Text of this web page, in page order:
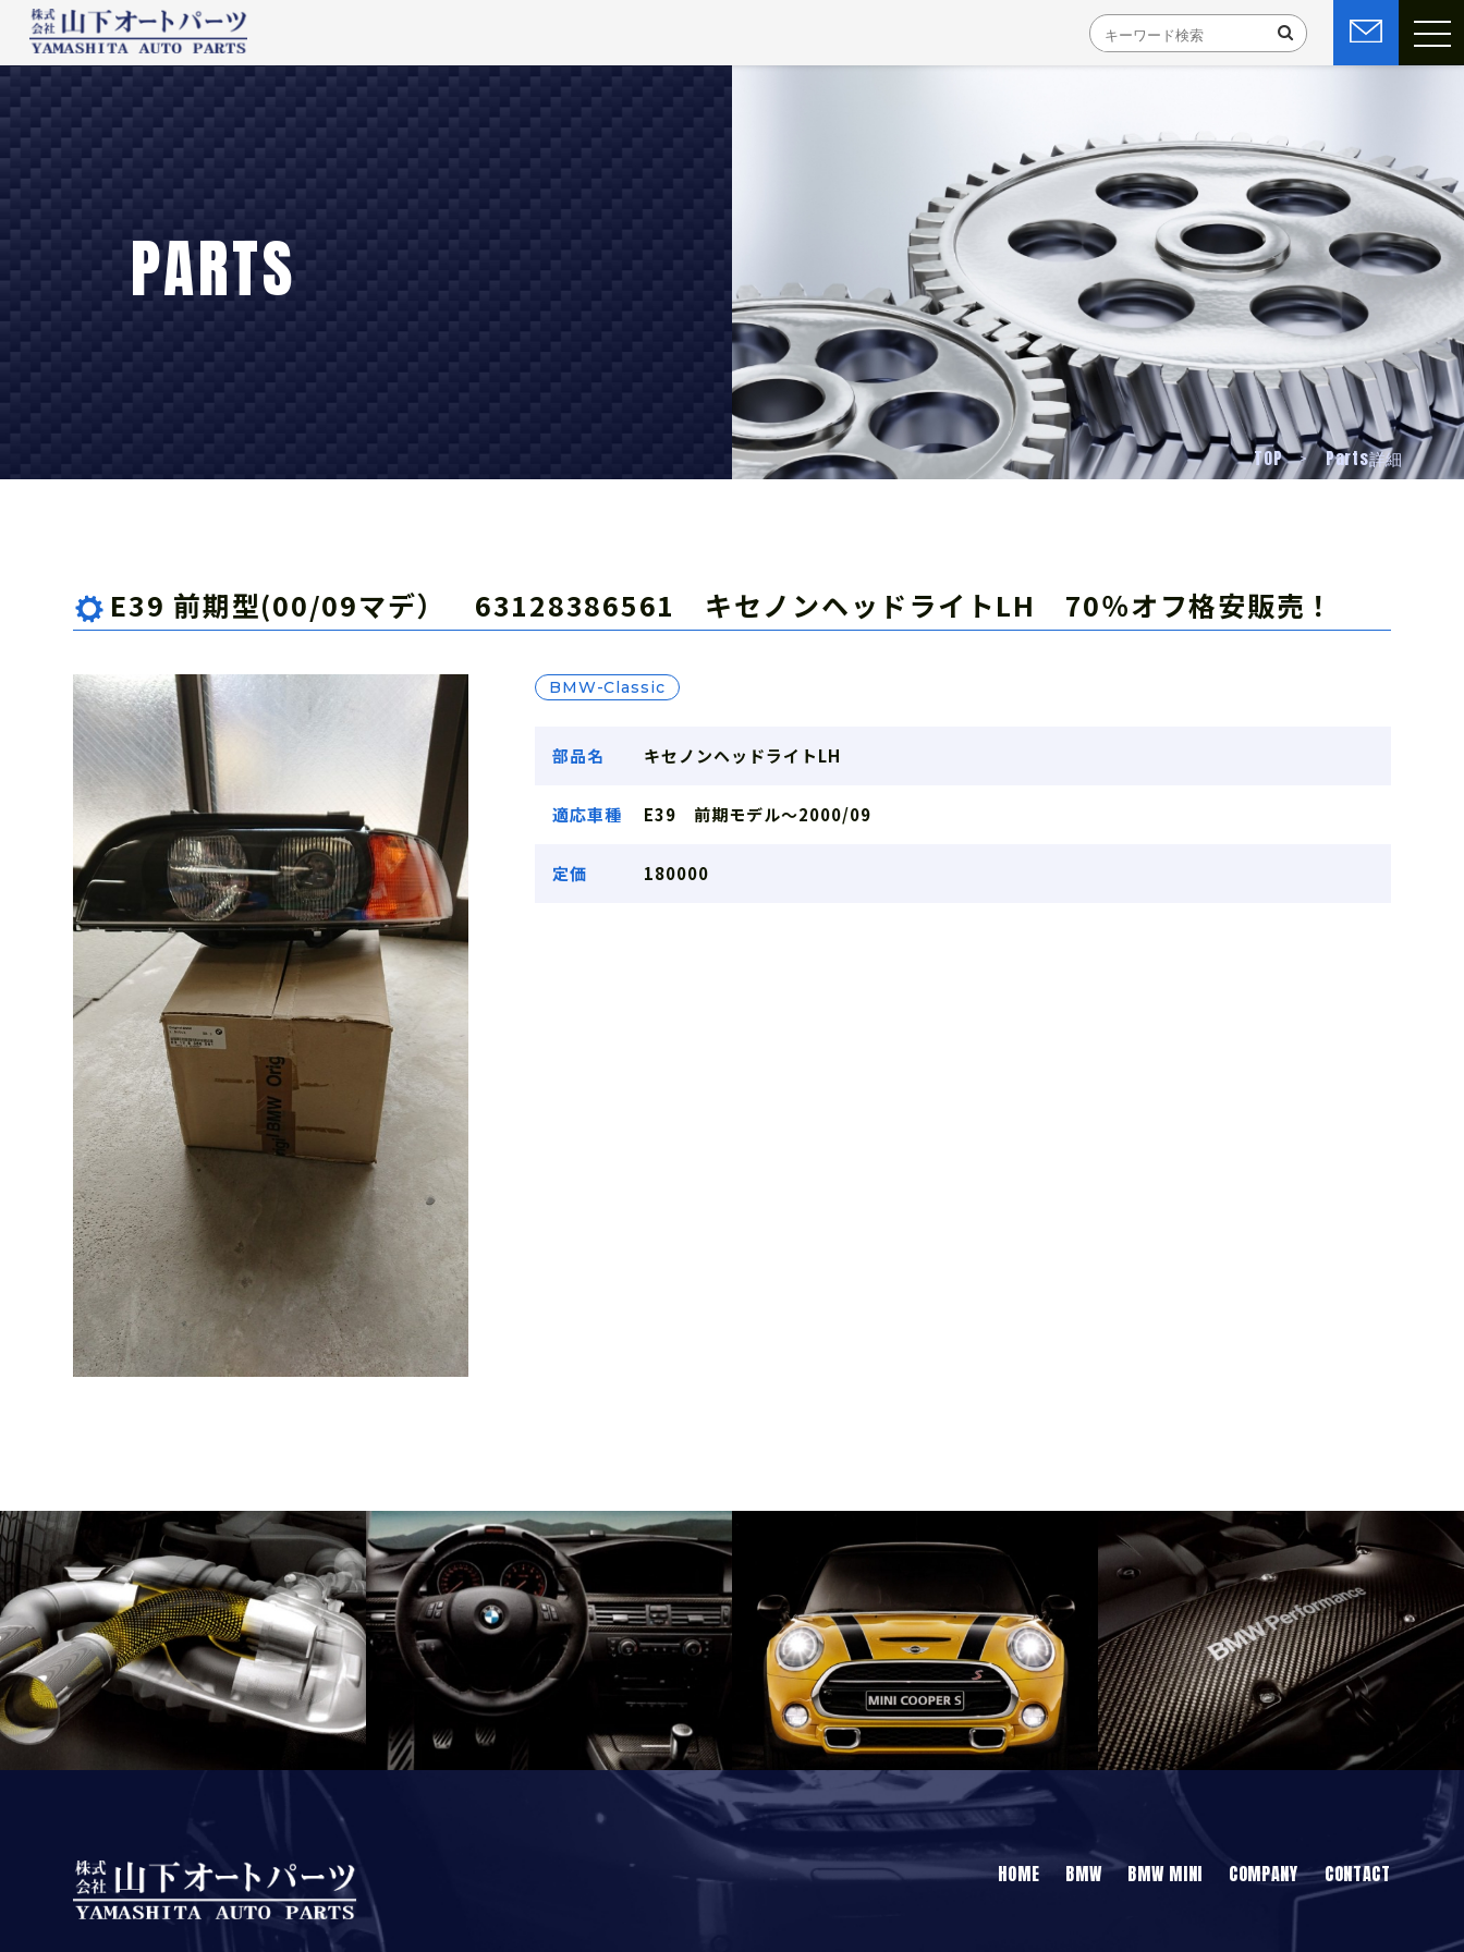
PARTS
TOP Parts詳細
E39 前期型(00/09マデ） 63128386561 キセノンヘッドライトLH 70％オフ格安販売！
BMW-Classic
部品名 キセノンヘッドライトLH
適応車種 E39 前期モデル～2000/09
定価 180000
HOME BMW BMW MINI COMPANY CONTACT